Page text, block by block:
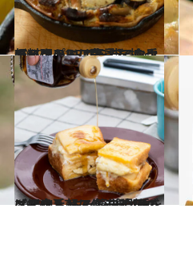
2022.10.14
キャンプには缶詰を持っていこう！ 【缶詰でお手軽アウトドア飯①】 ウクライナのBBQ缶でアレンジ料理
グルメ
2022.4.17
【アウトドアレシピ4種をご紹介】 キャンプの朝ごはんは手軽に 簡単調理のメスティンで作ろう
グルメ